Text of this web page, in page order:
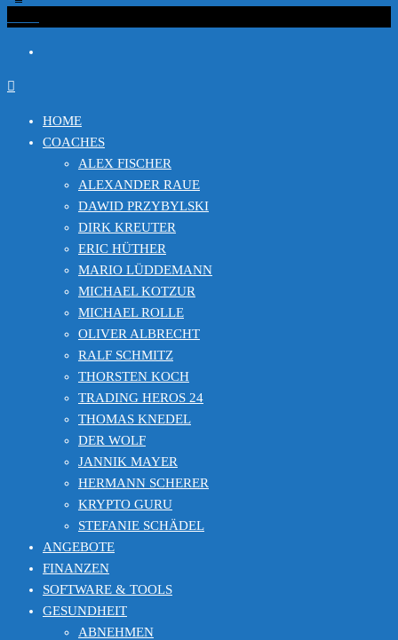
HOME
COACHES
ALEX FISCHER
ALEXANDER RAUE
DAWID PRZYBYLSKI
DIRK KREUTER
ERIC HÜTHER
MARIO LÜDDEMANN
MICHAEL KOTZUR
MICHAEL ROLLE
OLIVER ALBRECHT
RALF SCHMITZ
THORSTEN KOCH
TRADING HEROS 24
THOMAS KNEDEL
DER WOLF
JANNIK MAYER
HERMANN SCHERER
KRYPTO GURU
STEFANIE SCHÄDEL
ANGEBOTE
FINANZEN
SOFTWARE & TOOLS
GESUNDHEIT
ABNEHMEN